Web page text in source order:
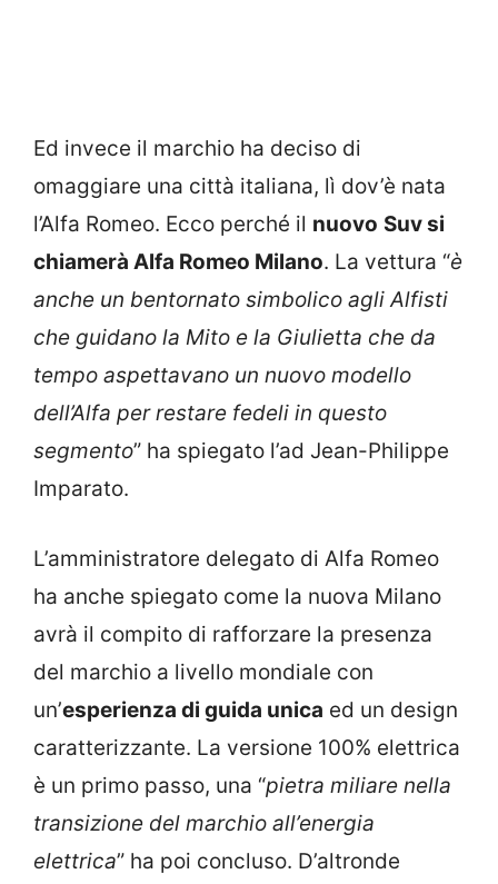
Ed invece il marchio ha deciso di
omaggiare una città italiana, lì dov’è nata
l’Alfa Romeo. Ecco perché il nuovo Suv si
chiamerà Alfa Romeo Milano. La vettura “è
anche un bentornato simbolico agli Alfisti
che guidano la Mito e la Giulietta che da
tempo aspettavano un nuovo modello
dell’Alfa per restare fedeli in questo
segmento” ha spiegato l’ad Jean-Philippe
Imparato.
L’amministratore delegato di Alfa Romeo
ha anche spiegato come la nuova Milano
avrà il compito di rafforzare la presenza
del marchio a livello mondiale con
un’esperienza di guida unica ed un design
caratterizzante. La versione 100% elettrica
è un primo passo, una “pietra miliare nella
transizione del marchio all’energia
elettrica” ha poi concluso. D’altronde